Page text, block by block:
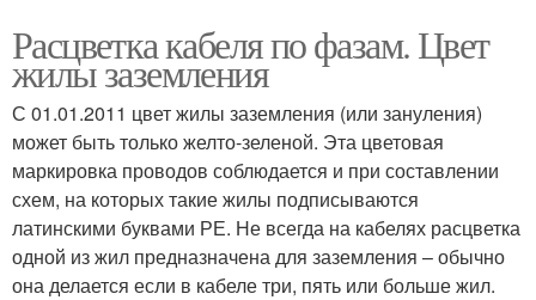
Расцветка кабеля по фазам. Цвет
жилы заземления
С 01.01.2011 цвет жилы заземления (или зануления)
может быть только желто-зеленой. Эта цветовая
маркировка проводов соблюдается и при составлении
схем, на которых такие жилы подписываются
латинскими буквами РЕ. Не всегда на кабелях расцветка
одной из жил предназначена для заземления – обычно
она делается если в кабеле три, пять или больше жил.